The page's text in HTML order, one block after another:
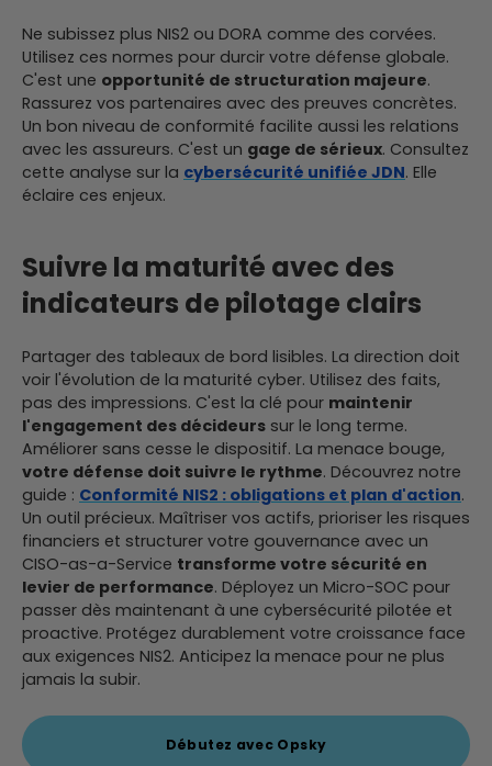
Ne subissez plus NIS2 ou DORA comme des corvées.
Utilisez ces normes pour durcir votre défense globale.
C'est une opportunité de structuration majeure.
Rassurez vos partenaires avec des preuves concrètes.
Un bon niveau de conformité facilite aussi les relations
avec les assureurs. C'est un gage de sérieux. Consultez
cette analyse sur la cybersécurité unifiée JDN. Elle
éclaire ces enjeux.
Suivre la maturité avec des
indicateurs de pilotage clairs
Partager des tableaux de bord lisibles. La direction doit
voir l'évolution de la maturité cyber. Utilisez des faits,
pas des impressions. C'est la clé pour maintenir
l'engagement des décideurs sur le long terme.
Améliorer sans cesse le dispositif. La menace bouge,
votre défense doit suivre le rythme. Découvrez notre
guide : Conformité NIS2 : obligations et plan d'action.
Un outil précieux. Maîtriser vos actifs, prioriser les risques
financiers et structurer votre gouvernance avec un
CISO-as-a-Service transforme votre sécurité en
levier de performance. Déployez un Micro-SOC pour
passer dès maintenant à une cybersécurité pilotée et
proactive. Protégez durablement votre croissance face
aux exigences NIS2. Anticipez la menace pour ne plus
jamais la subir.
Débutez avec Opsky